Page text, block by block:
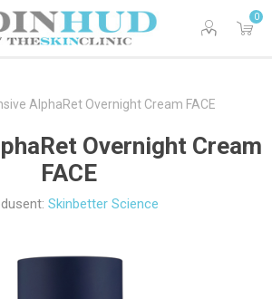
0
AlphaRet Overnight Cream FACE
Overnight Cream
FACE
Skinbetter Science